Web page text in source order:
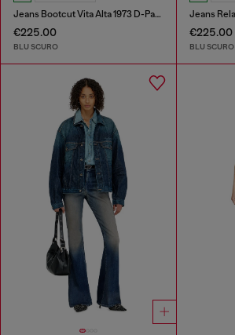
Jeans Bootcut Vita Alta 1973 D-Partt
€225.00
BLU SCURO
€225.00
BLU SCURO